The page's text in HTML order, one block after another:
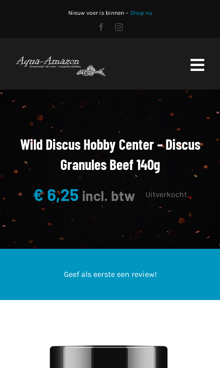
Nieuw voer is binnen – Shop nu
Home
CO2 fles vullen
Wild Discus Hobby Center – Discus
Granules Beef 140g
€6,25 incl. btw Uitverkocht
Geef als eerste een review!